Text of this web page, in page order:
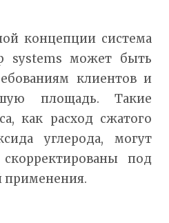
концепции система
systems может быть
клиентов и
площадь. Такие
как расход сжатого
углерода, могут
под
применения.